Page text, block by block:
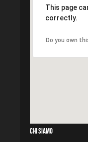
This page
correctly.
Do you own
Chi Siamo